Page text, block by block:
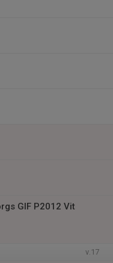
GIF P2012 Vit
v.17